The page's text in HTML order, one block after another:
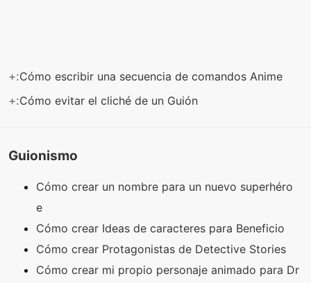
+:Cómo escribir una secuencia de comandos Anime
+:Cómo evitar el cliché de un Guión
Guionismo
Cómo crear un nombre para un nuevo superhéro
e
Cómo crear Ideas de caracteres para Beneficio
Cómo crear Protagonistas de Detective Stories
Cómo crear mi propio personaje animado para Dr